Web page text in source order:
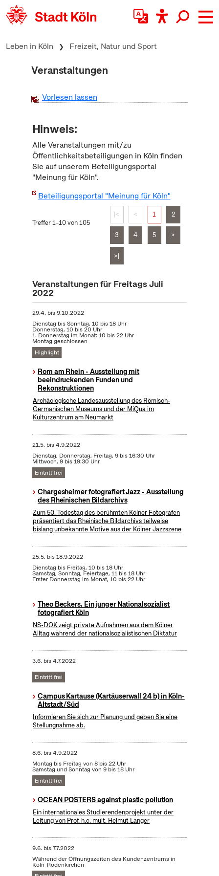
zum Inhalt springen
Leben in Köln Freizeit, Natur und Sport
Veranstaltungen
Vorlesen lassen
Hinweis:
Alle Veranstaltungen mit/zu
Öffentlichkeitsbeteiligungen in Köln finden
Sie auf unserem Beteiligungsportal
"Meinung für Köln".
Beteiligungsportal "Meinung für Köln"
Treffer 1–10 von 105
|< < 1 2
3 4 5 >
>|
Veranstaltungen für Freitags Juli
2022
29.4. bis9.10.2022
Dienstag bis Sonntag, 10 bis 18 Uhr
Donnerstag, 10 bis 20 Uhr
1. Donnerstag im Monat: 10 bis 22 Uhr
Montag geschlossen
Highlight
Rom am Rhein - Ausstellung mit
beeindruckenden Funden und
Rekonstruktionen
Archäologische Landesausstellung des Römisch-
Germanischen Museums und der MiQua im
Kulturzentrum am Neumarkt
21.5. bis4.9.2022
Dienstag, Donnerstag, Freitag, 9 bis 16:30 Uhr
Mittwoch, 9 bis 19:30 Uhr
Eintritt frei
Chargesheimer fotografiert Jazz - Ausstellung
des Rheinischen Bildarchivs
Zum 50. Todestag des berühmten Kölner Fotografen
präsentiert das Rheinische Bildarchivs teilweise
bislang unbekannte Motive aus der Kölner Jazzszene
25.5. bis18.9.2022
Dienstag bis Freitag, 10 bis 18 Uhr
Samstag, Sonntag, Feiertage, 11 bis 18 Uhr
Erster Donnerstag im Monat, 10 bis 22 Uhr
Theo Beckers. Ein junger Nationalsozialist
fotografiert Köln
NS-DOK zeigt private Aufnahmen aus dem Kölner
Alltag während der nationalsozialistischen Diktatur
3.6. bis4.7.2022
Eintritt frei
Campus Kartause (Kartäuserwall 24 b) in Köln-
Altstadt/Süd
Informieren Sie sich zur Planung und geben Sie eine
Stellungnahme ab.
8.6. bis4.9.2022
Montag bis Freitag von 8 bis 22 Uhr
Samstag und Sonntag von 9 bis 18 Uhr
Eintritt frei
OCEAN POSTERS against plastic pollution
Ein internationales Studierendenprojekt unter der
Leitung von Prof. h.c. mult. Helmut Langer
9.6. bis7.7.2022
Während der Öffnungszeiten des Kundenzentrums in
Köln-Rodenkirchen